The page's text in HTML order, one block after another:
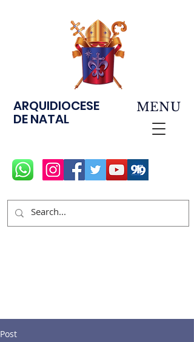
ARQUIDIOCESE
DE NATAL
MENU
Post